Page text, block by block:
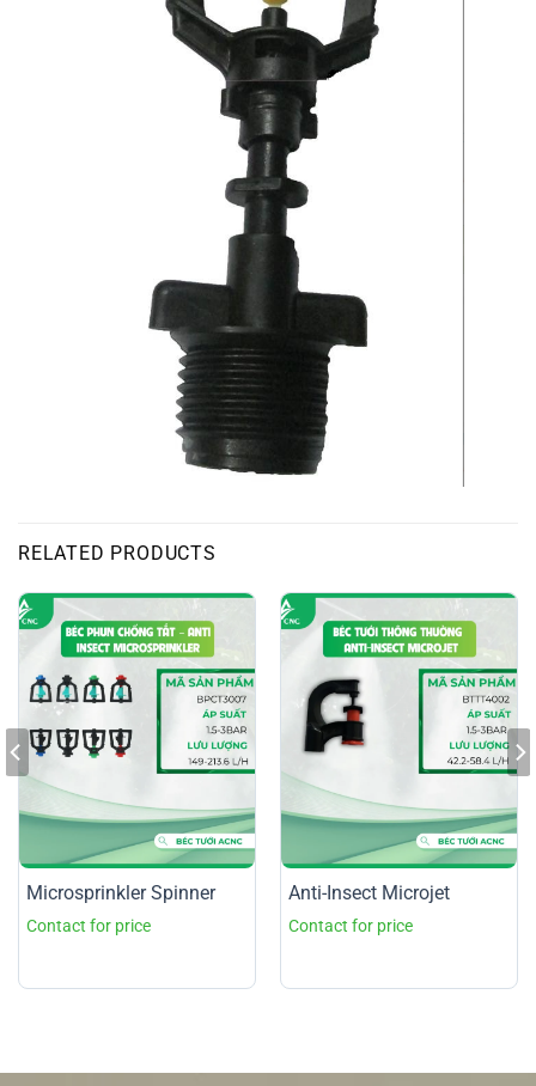
RELATED PRODUCTS
Microsprinkler Spinner Anti-Insect Microjet